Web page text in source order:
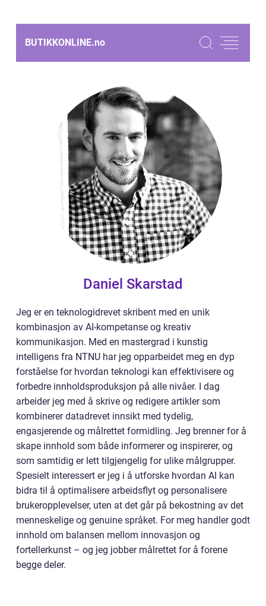
BUTIKKONLINE.no
Daniel Skarstad
Jeg er en teknologidrevet skribent med en unik
kombinasjon av AI-kompetanse og kreativ
kommunikasjon. Med en mastergrad i kunstig
intelligens fra NTNU har jeg opparbeidet meg en dyp
forståelse for hvordan teknologi kan effektivisere og
forbedre innholdsproduksjon på alle nivåer. I dag
arbeider jeg med å skrive og redigere artikler som
kombinerer datadrevet innsikt med tydelig,
engasjerende og målrettet formidling. Jeg brenner for å
skape innhold som både informerer og inspirerer, og
som samtidig er lett tilgjengelig for ulike målgrupper.
Spesielt interessert er jeg i å utforske hvordan AI kan
bidra til å optimalisere arbeidsflyt og personalisere
brukeropplevelser, uten at det går på bekostning av det
menneskelige og genuine språket. For meg handler godt
innhold om balansen mellom innovasjon og
fortellerkunst – og jeg jobber målrettet for å forene
begge deler.